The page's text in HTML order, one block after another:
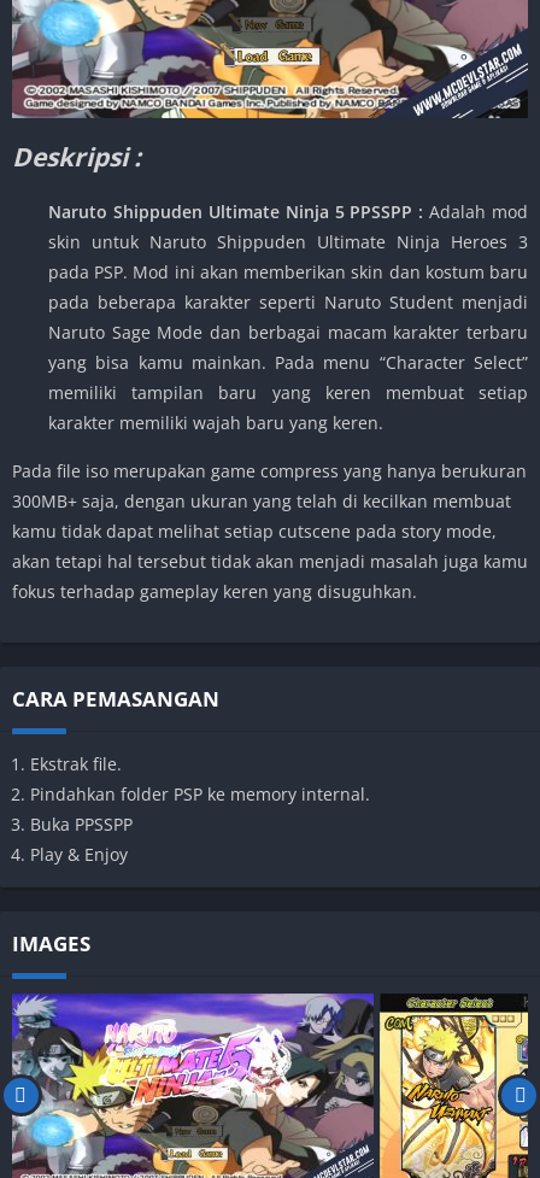
Deskripsi :
Naruto Shippuden Ultimate Ninja 5 PPSSPP :Adalah mod
skin untuk Naruto Shippuden Ultimate Ninja Heroes 3
pada PSP. Mod ini akan memberikan skin dan kostum baru
pada beberapa karakter seperti Naruto Student menjadi
Naruto Sage Mode dan berbagai macam karakter terbaru
yang bisa kamu mainkan. Pada menu “Character Select”
memiliki tampilan baru yang keren membuat setiap
karakter memiliki wajah baru yang keren.
Pada file iso merupakan game compress yang hanya berukuran
300MB+ saja, dengan ukuran yang telah di kecilkan membuat
kamu tidak dapat melihat setiap cutscene pada story mode,
akan tetapi hal tersebut tidak akan menjadi masalah juga kamu
fokus terhadap gameplay keren yang disuguhkan.
CARA PEMASANGAN
Ekstrak file.
Pindahkan folder PSP ke memory internal.
Buka PPSSPP
Play & Enjoy
IMAGES